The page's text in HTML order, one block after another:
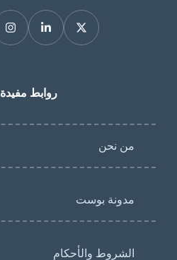
روابط مفيدة
من نحن
مدونة بوست
الشروط والأحكام